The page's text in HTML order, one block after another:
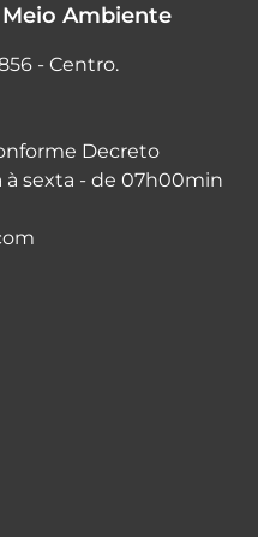
Ambiente
- Centro.
Decreto
sexta - de 07h00min